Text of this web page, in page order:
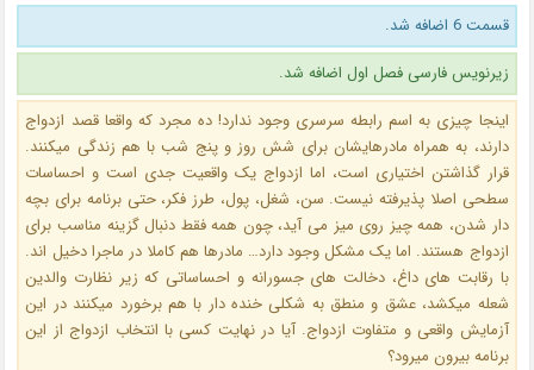
قسمت 6 اضافه شد.
زیرنویس فارسی فصل اول اضافه شد.
اینجا چیزی به اسم رابطه سرسری وجود ندارد! ده مجرد که واقعا قصد ازدواج
دارند، به همراه مادرهایشان برای شش روز و پنج شب با هم زندگی میکنند.
قرار گذاشتن اختیاری است، اما ازدواج یک واقعیت جدی است و احساسات
سطحی اصلا پذیرفته نیست. سن، شغل، پول، طرز فکر، حتی برنامه برای بچه
دار شدن، همه چیز روی میز می آید، چون همه فقط دنبال گزینه مناسب برای
ازدواج هستند. اما یک مشکل وجود دارد… مادرها هم کاملا در ماجرا دخیل اند.
با رقابت های داغ، دخالت های جسورانه و احساساتی که زیر نظارت والدین
شعله میکشد، عشق و منطق به شکلی خنده دار با هم برخورد میکنند در این
آزمایش واقعی و متفاوت ازدواج. آیا در نهایت کسی با انتخاب ازدواج از این
برنامه بیرون میرود؟